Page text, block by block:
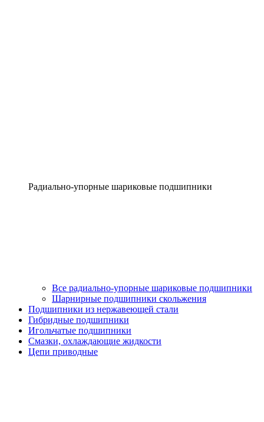
Радиально-упорные шариковые подшипники
Все радиально-упорные шариковые подшипники
Шарнирные подшипники скольжения
Подшипники из нержавеющей стали
Гибридные подшипники
Игольчатые подшипники
Смазки, охлаждающие жидкости
Цепи приводные